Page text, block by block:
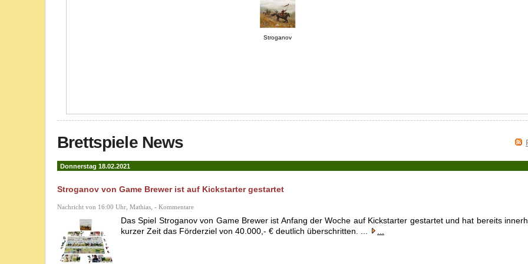
Stroganov
Brettspiele News
Donnerstag 18.02.2021
Stroganov von Game Brewer ist auf Kickstarter gestartet
Nachricht von 16:00 Uhr, Mathias, - Kommentare
Das Spiel Stroganov von Game Brewer ist Anfang der Woche auf Kickstarter gestartet und hat bereits
kurzer Zeit das Förderziel von 40.000,- € deutlich überschritten. ...